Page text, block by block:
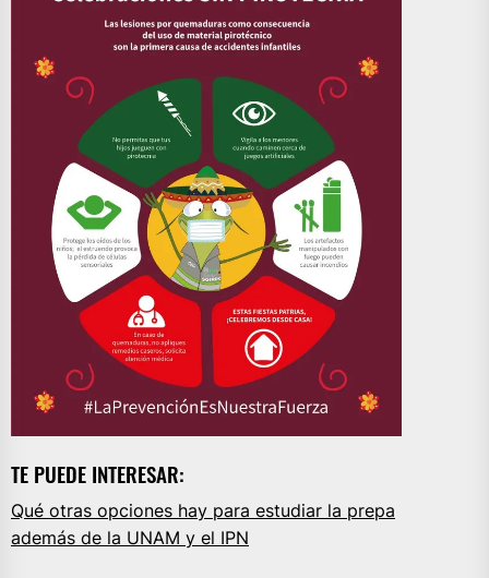
TE PUEDE INTERESAR:
Qué otras opciones hay para estudiar la prepa
además de la UNAM y el IPN